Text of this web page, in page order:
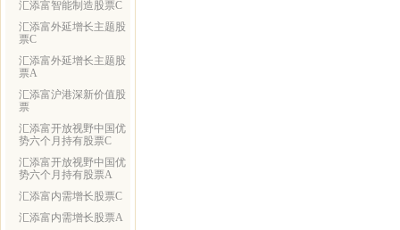
汇添富智能制造股票C
汇添富外延增长主题股
票C
汇添富外延增长主题股
票A
汇添富沪港深新价值股
票
汇添富开放视野中国优
势六个月持有股票C
汇添富开放视野中国优
势六个月持有股票A
汇添富内需增长股票C
汇添富内需增长股票A